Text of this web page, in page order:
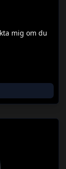
mig om du